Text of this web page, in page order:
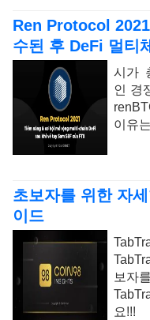
Ren Protocol
수된 후 DeFi 멀티
시가
인 경
이유
초보자를 위한 자
이드
보자
요!!!